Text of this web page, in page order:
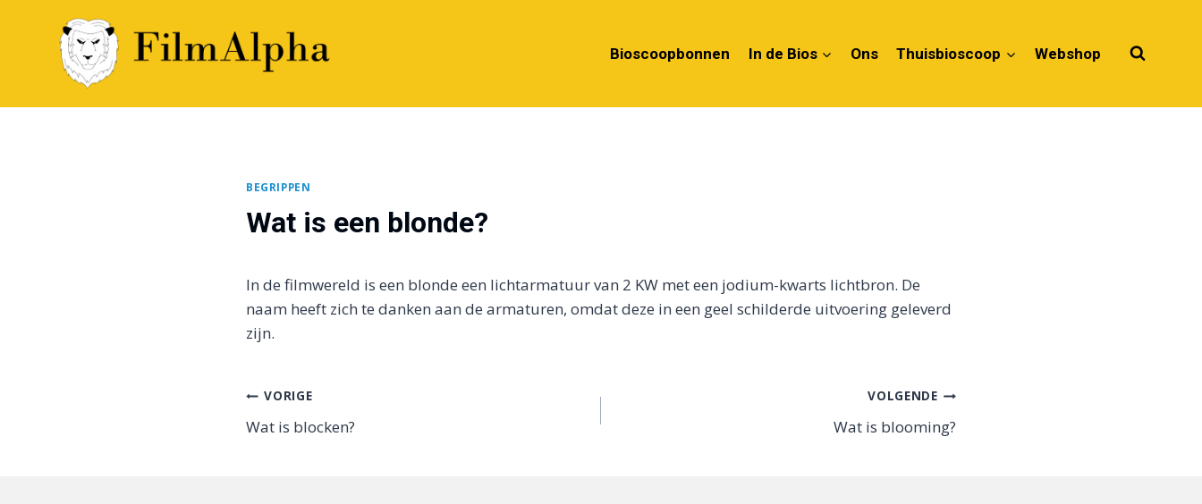
Bioscoopbonnen In de Bios Ons Thuisbioscoop Webshop
BEGRIPPEN
Wat is een blonde?
In de filmwereld is een blonde een lichtarmatuur van 2 KW met een jodium-kwarts lichtbron. De
naam heeft zich te danken aan de armaturen, omdat deze in een geel schilderde uitvoering geleverd
zijn.
Bericht
navigatie
VORIGE
Wat is blocken?
VOLGENDE
Wat is blooming?